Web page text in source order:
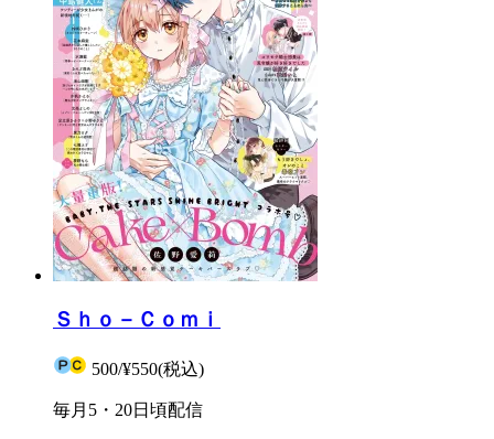
Ｓｈｏ－Ｃｏｍｉ
500/¥550(税込)
毎月5・20日頃配信